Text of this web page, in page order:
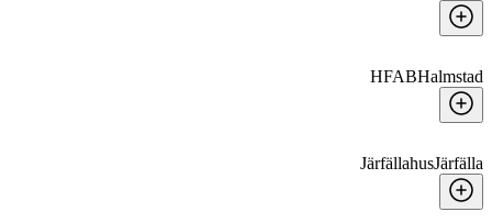
HFABHalmstad
JärfällahusJärfälla